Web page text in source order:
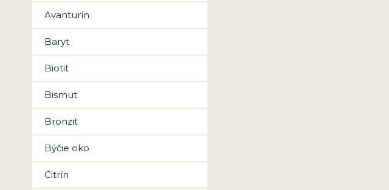
Avanturín
Baryt
Biotit
Bismut
Bronzit
Býčie oko
Citrín